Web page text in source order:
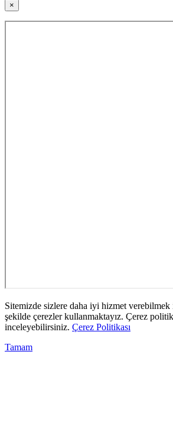
×
Sitemizde sizlere daha iyi hizmet
şekilde çerezler kullanmaktayız. Çerez
inceleyebilirsiniz. Çerez Politikası
Tamam